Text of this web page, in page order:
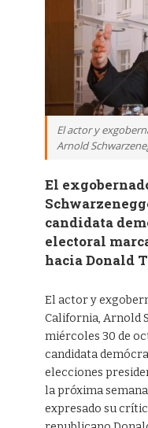
El actor y
Arnold
El
candidata
electoral
hacia Donald
El actor y
California, Arnold
miércoles 30 de
candidata
elecciones
la próxima
expresado su